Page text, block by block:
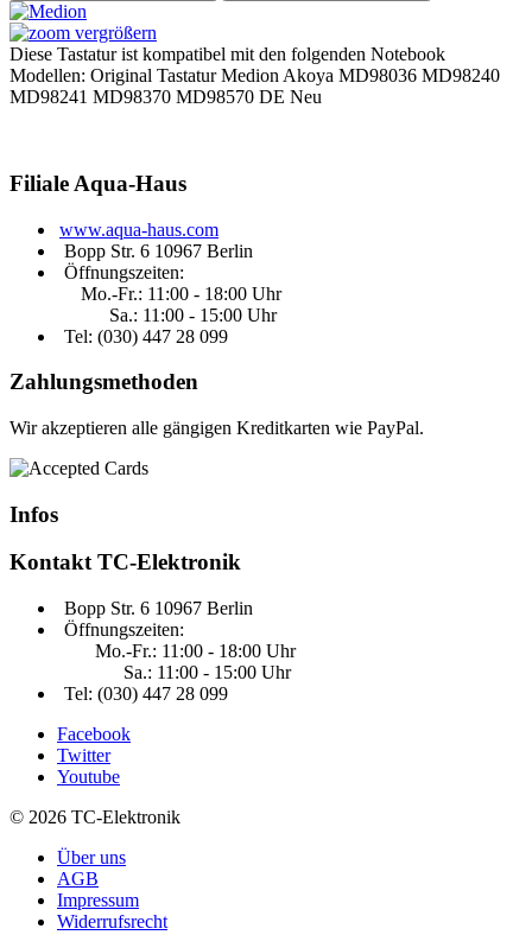
vergrößern
Diese Tastatur ist kompatibel mit den folgenden Notebook
Modellen: Original Tastatur Medion Akoya MD98036 MD98240
MD98241 MD98370 MD98570 DE Neu
Filiale Aqua-Haus
www.aqua-haus.com
Bopp Str. 6 10967 Berlin
Öffnungszeiten:
Mo.-Fr.: 11:00 - 18:00 Uhr
Sa.: 11:00 - 15:00 Uhr
Tel: (030) 447 28 099
Zahlungsmethoden
Wir akzeptieren alle gängigen Kreditkarten wie PayPal.
Infos
KontaktTC-Elektronik
Bopp Str. 6 10967 Berlin
Öffnungszeiten:
Mo.-Fr.: 11:00 - 18:00 Uhr
Sa.: 11:00 - 15:00 Uhr
Tel: (030) 447 28 099
Facebook
Twitter
Youtube
© 2026 TC-Elektronik
Über uns
AGB
Impressum
Widerrufsrecht